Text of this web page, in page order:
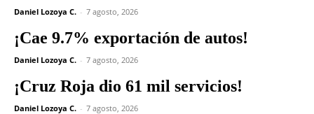
Daniel Lozoya C. - 7 agosto, 2026
¡Cae 9.7% exportación de autos!
Daniel Lozoya C. - 7 agosto, 2026
¡Cruz Roja dio 61 mil servicios!
Daniel Lozoya C. - 7 agosto, 2026